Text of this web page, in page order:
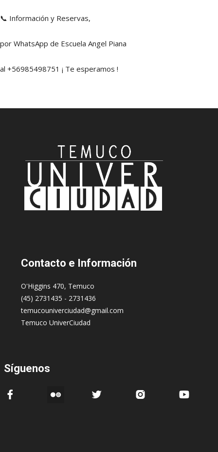
📞 Información y Reservas,
por WhatsApp de Escuela Angel Piana
al +56985498751 ¡ Te esperamos !
Contacto e Información
O'Higgins 470, Temuco
(45) 2731435 - 2731436
temucouniverciudad@gmail.com
Temuco UniverCiudad
Síguenos